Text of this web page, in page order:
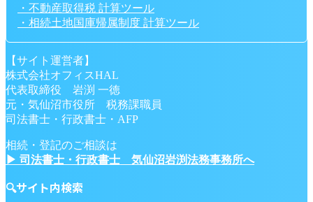
・不動産取得税 計算ツール
・相続土地国庫帰属制度 計算ツール
【サイト運営者】
株式会社オフィスHAL
代表取締役 岩渕 一徳
元・気仙沼市役所 税務課職員
司法書士・行政書士・AFP
相続・登記のご相談は
▶ 司法書士・行政書士 気仙沼岩渕法務事務所へ
🔍サイト内検索